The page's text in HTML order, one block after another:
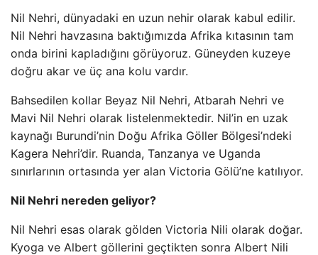
Nil Nehri, dünyadaki en uzun nehir olarak kabul edilir.
Nil Nehri havzasına baktığımızda Afrika kıtasının tam
onda birini kapladığını görüyoruz. Güneyden kuzeye
doğru akar ve üç ana kolu vardır.
Bahsedilen kollar Beyaz Nil Nehri, Atbarah Nehri ve
Mavi Nil Nehri olarak listelenmektedir. Nil’in en uzak
kaynağı Burundi’nin Doğu Afrika Göller Bölgesi’ndeki
Kagera Nehri’dir. Ruanda, Tanzanya ve Uganda
sınırlarının ortasında yer alan Victoria Gölü’ne katılıyor.
Nil Nehri nereden geliyor?
Nil Nehri esas olarak gölden Victoria Nili olarak doğar.
Kyoga ve Albert göllerini geçtikten sonra Albert Nili